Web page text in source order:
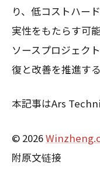
り、低コストハー
実性をもたらす可
ソースプロジェク
復と改善を推進する
本記事はArs
© 2026
附原文链接